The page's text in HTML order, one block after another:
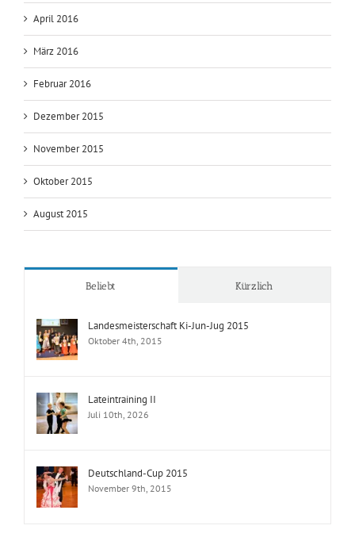
April 2016
März 2016
Februar 2016
Dezember 2015
November 2015
Oktober 2015
August 2015
Beliebt Kürzlich
Landesmeisterschaft Ki-Jun-Jug 2015
Oktober 4th, 2015
Lateintraining II
Juli 10th, 2026
Deutschland-Cup 2015
November 9th, 2015